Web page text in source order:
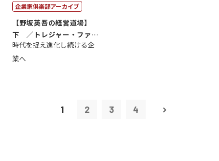
企業家倶楽部アーカイブ
【野坂英吾の経営道場】
下 ／トレジャー・ファク
トリー社長野坂...
時代を捉え進化し続ける企
業へ
1 2 3 4